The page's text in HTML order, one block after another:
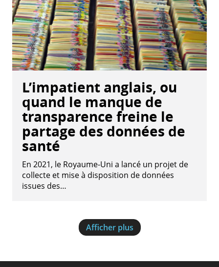
L’impatient anglais, ou
quand le manque de
transparence freine le
partage des données de
santé
En 2021, le Royaume-Uni a lancé un projet de
collecte et mise à disposition de données
issues des…
Afficher plus